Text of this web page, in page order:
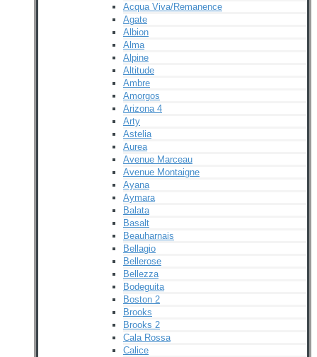
Acqua Viva/Remanence
Agate
Albion
Alma
Alpine
Altitude
Ambre
Amorgos
Arizona 4
Arty
Astelia
Aurea
Avenue Marceau
Avenue Montaigne
Ayana
Aymara
Balata
Basalt
Beauharnais
Bellagio
Bellerose
Bellezza
Bodeguita
Boston 2
Brooks
Brooks 2
Cala Rossa
Calice